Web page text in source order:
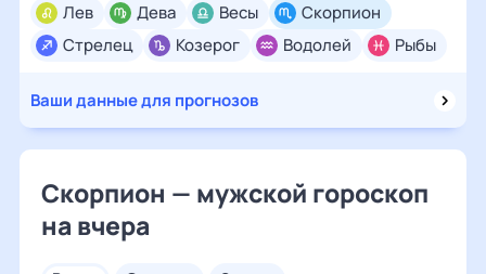
Лев
Дева Весы
Скорпион
Стрелец
Козерог Водолей Рыбы
Ваши данные для прогнозов
Скорпион — мужской гороскоп
на вчера